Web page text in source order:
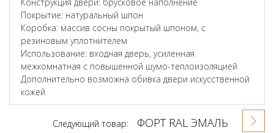
Покрытие: натуральный шпон
Коробка: массив сосны покрытый шпоном, с
резиновым уплотнителем
Использование: входная дверь, усиленная
межкомнатная с повышенной шумо-теплоизоляцией
Дополнительно возможна обивка двери искусственной
кожей
Следующий товар: ФОРТ RAL ЭМАЛЬ